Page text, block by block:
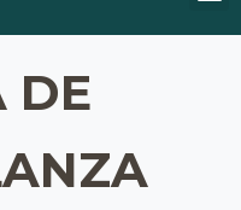
DE